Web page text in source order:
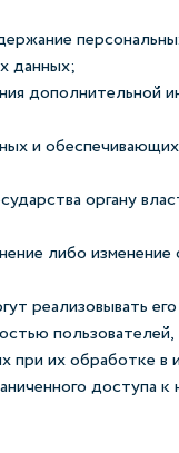
данных;
дополнительной
и
органу
либо
реализовывать
при их обработке
доступа